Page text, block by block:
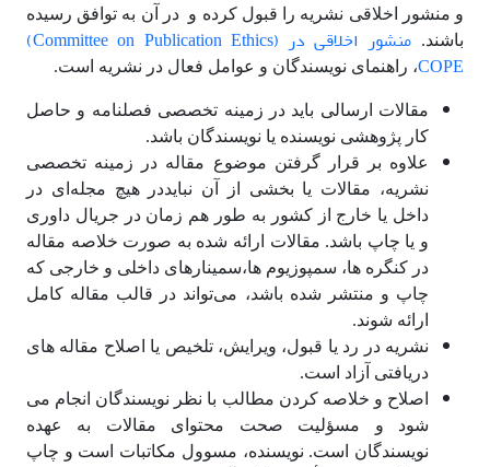
و منشور اخلاقی نشریه را قبول کرده و در آن به توافق رسیده
باشند.
منشور اخلاقی در (Committee on Publication Ethics)
COPE، راهنمای نویسندگان و عوامل فعال در نشریه است.
مقالات ارسالی باید در زمینه­ تخصصی فصلنامه و حاصل
کار پژوهشی نویسنده یا نویسندگان باشد.
علاوه بر قرار گرفتن موضوع مقاله در زمینه تخصصی
نشریه، مقالات یا بخشی از آن نبایددر هیچ مجله‌ای در
داخل یا خارج از کشور به طور هم ‌زمان در جریال داوری
و یا چاپ باشد. مقالات ارائه شده به صورت خلاصه مقاله
در کنگره ها، سمپوزیوم ها،سمینارهای داخلی و خارجی که
چاپ و منتشر شده باشد، می‌تواند در قالب مقاله کامل
ارائه شوند.
نشریه در رد یا قبول، ویرایش، تلخیص یا اصلاح مقاله­ های
دریافتی آزاد است.
اصلاح و خلاصه کردن مطالب با نظر نویسندگان انجام می
شود و مسؤلیت صحت محتوای مقالات به عهده
نویسندگان است. نویسنده‌، مسوول مکاتبات است و چاپ